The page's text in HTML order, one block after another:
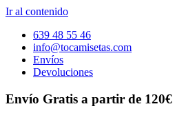
Ir al contenido
639 48 55 46
info@tocamisetas.com
Envíos
Devoluciones
Envío Gratis a partir de 120€